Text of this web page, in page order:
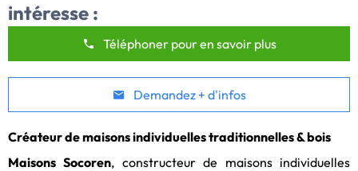
intéresse :
Téléphoner pour en savoir plus
Demandez + d'infos
Créateur de maisons individuelles traditionnelles & bois
Maisons Socoren, constructeur de maisons individuelles